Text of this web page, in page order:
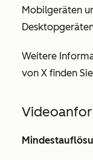
Mobilgeräten
Weitere
von X finden